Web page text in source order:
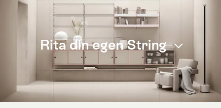
Rita din egen String